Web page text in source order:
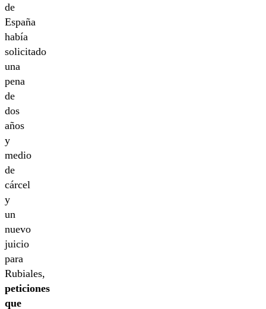
de
España
había
solicitado
una
pena
de
dos
años
y
medio
de
cárcel
y
un
nuevo
juicio
para
Rubiales,
peticiones
que